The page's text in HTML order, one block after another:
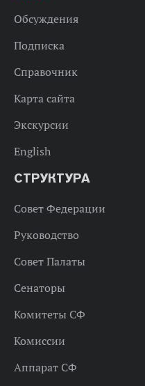
Обсуждения
Подписка
Справочник
Карта сайта
Экскурсии
English
СТРУКТУРА
Совет Федерации
Руководство
Совет Палаты
Сенаторы
Комитеты СФ
Комиссии
Аппарат СФ